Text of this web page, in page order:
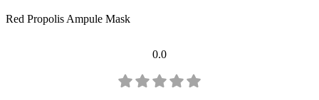
Red Propolis Ampule Mask
0.0